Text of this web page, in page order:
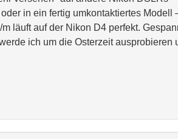
in ein fertig umkontaktiertes Modell
läuft auf der Nikon D4 perfekt.
ich um die Osterzeit ausprobieren